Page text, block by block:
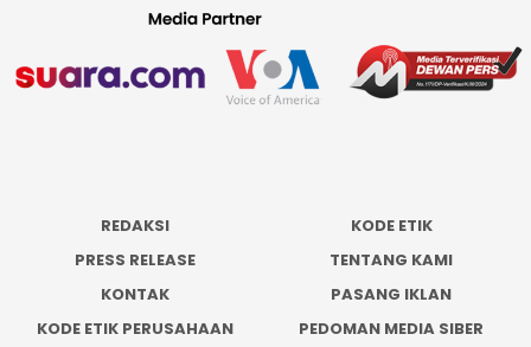
REDAKSI
KODE ETIK
PRESS RELEASE
TENTANG KAMI
KONTAK
PASANG IKLAN
KODE ETIK PERUSAHAAN
PEDOMAN MEDIA SIBER